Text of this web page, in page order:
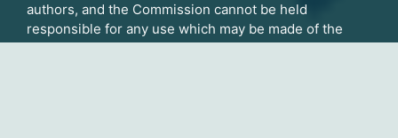
authors, and the Commission cannot be held
responsible for any use which may be made of the
information contained therein.